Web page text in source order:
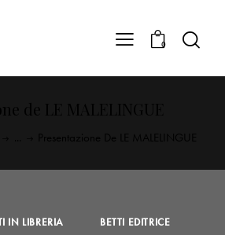
0
IN LIBRERIA BETTI EDITRICE